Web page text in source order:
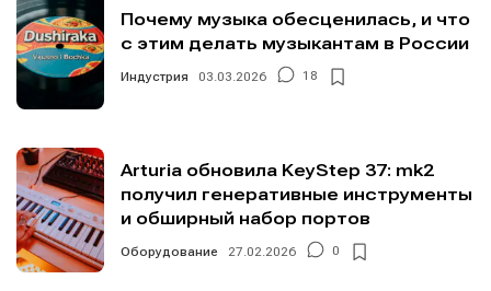
Почему музыка обесценилась, и что
с этим делать музыкантам в России
Индустрия 03.03.2026 18
Arturia обновила KeyStep 37: mk2
получил генеративные инструменты
и обширный набор портов
Оборудование 27.02.2026 0